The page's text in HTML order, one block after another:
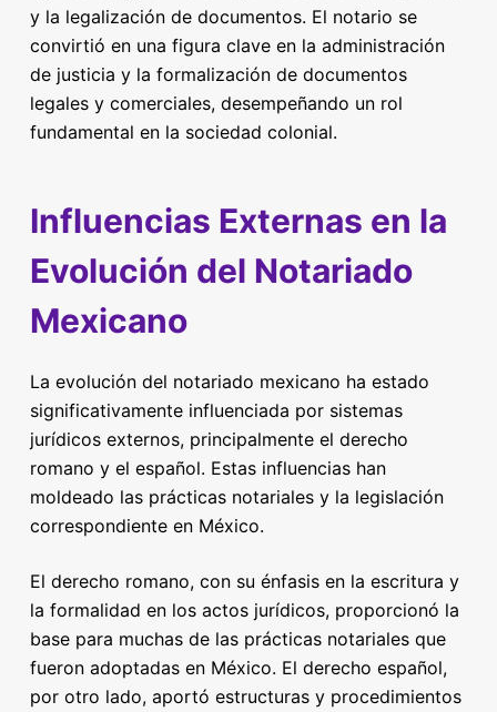
y la legalización de documentos. El notario se
convirtió en una figura clave en la administración
de justicia y la formalización de documentos
legales y comerciales, desempeñando un rol
fundamental en la sociedad colonial.
Influencias Externas en la
Evolución del Notariado
Mexicano
La evolución del notariado mexicano ha estado
significativamente influenciada por sistemas
jurídicos externos, principalmente el derecho
romano y el español. Estas influencias han
moldeado las prácticas notariales y la legislación
correspondiente en México.
El derecho romano, con su énfasis en la escritura y
la formalidad en los actos jurídicos, proporcionó la
base para muchas de las prácticas notariales que
fueron adoptadas en México. El derecho español,
por otro lado, aportó estructuras y procedimientos